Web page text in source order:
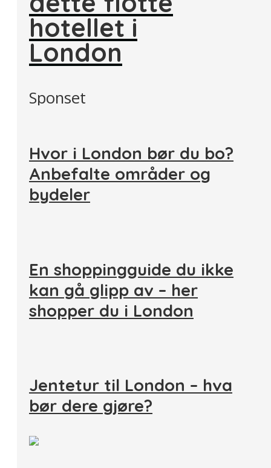
hotellet i
London
Sponset
Hvor i London bør du bo?
Anbefalte områder og
bydeler
En shoppingguide du ikke
kan gå glipp av – her
shopper du i London
Jentetur til London – hva
bør dere gjøre?